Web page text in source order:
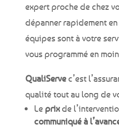
expert proche de chez
dépanner rapidement en
équipes sont à votre
vous programmé en
QualiServec’est
qualité tout au long de
Le prixde
communiqué à